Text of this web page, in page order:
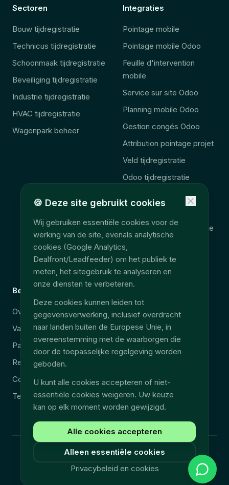
Sectoren
Bouw tijdregistratie
Technicus tijdregistratie
Schoonmaak tijdregistratie
Beveiliging tijdregistratie
Industrie tijdregistratie
HVAC tijdregistratie
Wagenpark beheer
Integraties
Pointage mobile
Pointage mobile Odoo
Feuille d'intervention
mobile
Service sur site Odoo
Planning mobile Odoo
Gestion congés Odoo
Attribution pointage projet
Veld tijdregistratie
Odoo tijdregistratie
Odoo veld aanvulling
Consolidation télématique
Accès données terrain
EU Data Act
Bedrijf
Over ons
Vacatures
Partners
Resources
Contact
Technische ondersteuning
Beveiliging & AVG
Juridische kennisgeving
Privacybeleid
2026Fullyn.Alle rechten voorbehouden.
🍪 Deze site gebruikt cookies
Wij gebruiken essentiële cookies voor de
werking van de site, evenals analytische
cookies (Google Analytics,
Dealfront/Leadfeeder) om het publiek te
meten, het sitegebruik te analyseren en
onze diensten te verbeteren.
Deze cookies kunnen leiden tot
gegevensverwerking, inclusief overdracht
naar landen buiten de Europese Unie, in
overeenstemming met de waarborgen die
door de toepasselijke regelgeving worden
geboden.
U kunt alle cookies accepteren of niet-
essentiële cookies weigeren. Uw keuze
kan op elk moment worden gewijzigd.
Alle cookies accepteren
Alleen essentiële cookies
Privacybeleid en cookies